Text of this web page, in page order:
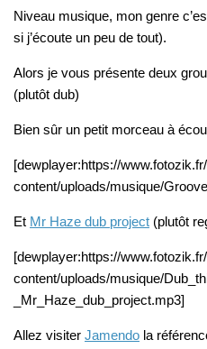
Niveau musique, mon genre
si j’écoute un peu de tout).
Alors je vous présente deux
(plutôt dub)
Bien sûr un petit morceau à
[dewplayer:https://
content/uploads/musique/
Et Mr Haze dub project (plutôt
[dewplayer:https://
content/uploads/musique/
_Mr_Haze_dub_project.mp3]
Allez visiter Jamendo la